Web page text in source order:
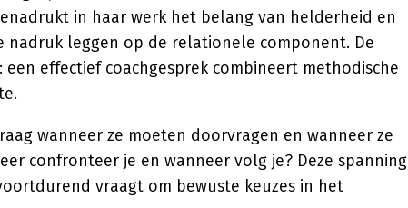
in haar werk het belang van helderheid en
leggen op de relationele component. De
effectief coachgesprek combineert methodische
wanneer ze moeten doorvragen en wanneer ze
confronteer je en wanneer volg je? Deze spanning
vraagt om bewuste keuzes in het